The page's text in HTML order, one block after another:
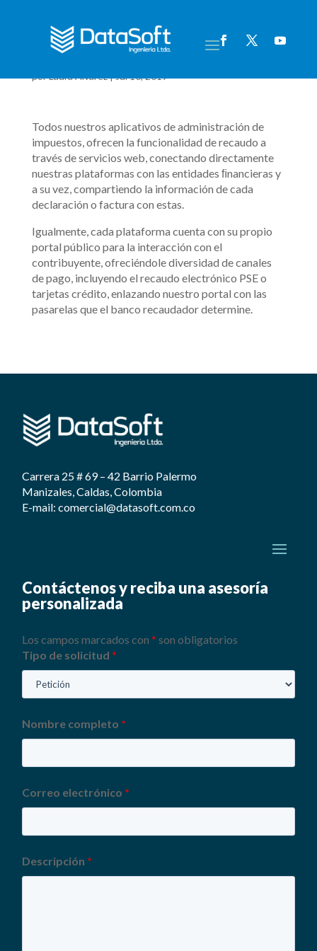
Recaudos electrónicos
porLaura Álvarez|Jul 10, 2019
Todos nuestros aplicativos de administración de
impuestos, ofrecen la funcionalidad de recaudo a
través de servicios web, conectando directamente
nuestras plataformas con las entidades ﬁnancieras y
a su vez, compartiendo la información de cada
declaración o factura con estas.
Igualmente, cada plataforma cuenta con su propio
portal público para la interacción con el
contribuyente, ofreciéndole diversidad de canales
de pago, incluyendo el recaudo electrónico PSE o
tarjetas crédito, enlazando nuestro portal con las
pasarelas que el banco recaudador determine.
Carrera 25 # 69 – 42 Barrio Palermo
Manizales, Caldas, Colombia
E-mail: comercial@datasoft.com.co
Contáctenos y reciba una asesoría
personalizada
Los campos marcados con* son obligatorios
Tipo de solicitud *
Nombre completo *
Correo electrónico *
Descripción *